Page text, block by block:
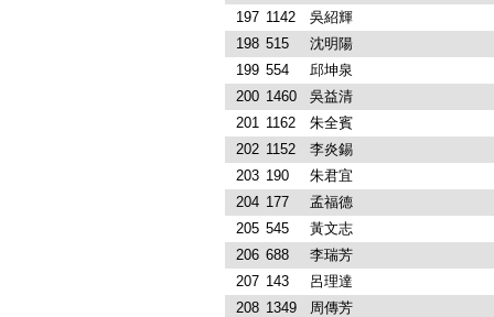
197 1142
吳紹輝
198 515
沈明陽
199 554
邱坤泉
200 1460
吳益清
201 1162
朱全賓
202 1152
李炎錫
203 190
朱君宜
204 177
孟福德
205 545
黃文志
206 688
李瑞芳
207 143
呂理達
208 1349
周傳芳